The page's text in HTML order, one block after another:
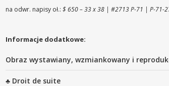
na odwr. napisy oł.:$ 650 – 33 x 38 | #2713 P-71 | P-71-
Informacje dodatkowe:
Obraz wystawiany, wzmiankowany i
♣ Droit de suite